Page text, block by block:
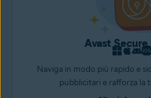
Avast Secure
Naviga in modo più rapido e
pubblicitari e rafforza la